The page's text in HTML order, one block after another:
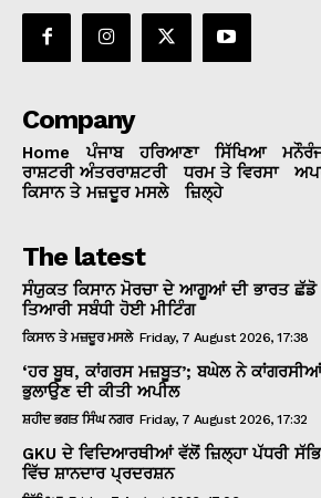
Company
Home ਪੰਜਾਬ ਹਰਿਆਣਾ ਸਿੱਖਿਆ
ਰਾਸ਼ਟਰੀ ਅੰਤਰਰਾਸ਼ਟਰੀ
ਧਰਮ ਤੇ ਵਿਰਸਾ
ਕਿਸਾਨ ਤੇ ਮਜ਼ਦੂਰ ਮਸਲੇ
ਜ਼ਿਲ੍ਹੇ
The latest
ਸੰਯੁਕਤ ਕਿਸਾਨ ਮੋਰਚਾ ਦੇ ਆਗੂਆਂ ਦੀ ਭਾਰਤ
ਤਿਆਰੀ ਸਬੰਧੀ ਹੋਈ ਮੀਟਿੰਗ
ਕਿਸਾਨ ਤੇ ਮਜ਼ਦੂਰ ਮਸਲੇ Friday, 7 August 2026, 17:38
‘ਹਰ ਬੂਥ, ਕਾਂਗਰਸ ਮਜ਼ਬੂਤ’; ਬਘੇਲ ਨੇ
ਭੁਲਾਉਣ ਦੀ ਕੀਤੀ ਅਪੀਲ
ਸ਼ਹੀਦ ਭਗਤ ਸਿੰਘ ਨਗਰ Friday, 7 August 2026, 17:32
GKU ਦੇ ਵਿਦਿਆਰਥੀਆਂ ਵੱਲੋਂ ਜ਼ਿਲ੍ਹਾ ਪੱਧਰੀ
ਵਿੱਚ ਸ਼ਾਨਦਾਰ ਪ੍ਰਦਰਸ਼ਨ